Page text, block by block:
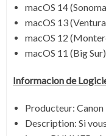
macOS 14
macOS 13
macOS 12
macOS 11 (Big Sur)
Informacion de
Producteur: Canon
Description: Si